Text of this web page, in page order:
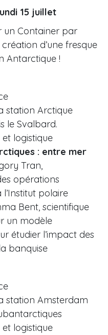
15 juillet
un Container par
d’une fresque
Antarctique !
station Arctique
le Svalbard.
et logistique
: entre mer
Tran,
opérations
polaire
Bent, scientifique
un modèle
étudier l’impact des
banquise
station Amsterdam
et logistique